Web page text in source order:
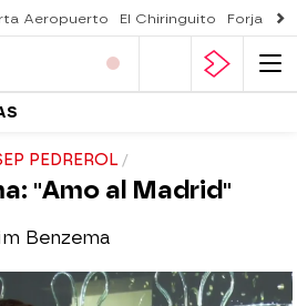
Aeropuerto El Chiringuito Forjado
PEDREROL
"Amo al Madrid"
Benzema